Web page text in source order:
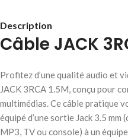
Description
Câble JACK
Profitez d’une qualité audio et
JACK 3RCA 1.5M, conçu pour
multimédias. Ce câble pratique
équipé d’une sortie Jack 3.5
MP3, TV ou console) à un